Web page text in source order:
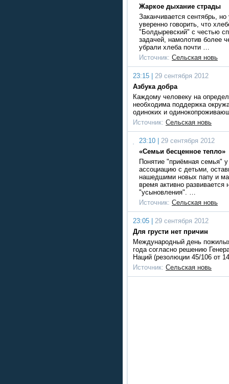
Жаркое дыхание страды
Заканчивается сентябрь,
уверенно говорить, что
"Болдыревский" с честью
задачей, намолотив более
убрали хлеба почти …
Источник: Сельская новь
23:15 |
29 сентября 2012
Азбука добра
Каждому человеку на
необходима поддержка
одиноких и
Источник: Сельская новь
23:10 |
29 сентября 2012
«Семьи бесценное тепло»
Понятие "приёмная семья"
ассоциацию с детьми,
нашедшими новых папу и
время активно
"усыновления". …
Источник: Сельская новь
23:05 |
29 сентября 2012
Для грусти нет причин
Международный день
года согласно решению
Наций (резолюции 45/106 от
Источник: Сельская новь